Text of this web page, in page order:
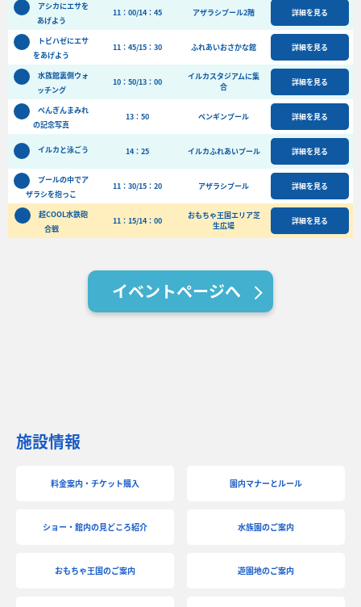
アシカにエサを
あげよう
11：00/14：45 アザラシプール2階 詳細を見る
トビハゼにエサ
をあげよう
11：45/15：30 ふれあいおさかな館 詳細を見る
水族館裏側ウォ
ッチング
10：50/13：00
イルカスタジアムに集
合
詳細を見る
ぺんぎんまみれ
の記念写真
13：50 ペンギンプール 詳細を見る
イルカと泳ごう 14：25 イルカふれあいプール 詳細を見る
プールの中でア
ザラシを抱っこ
11：30/15：20 アザラシプール 詳細を見る
超COOL水鉄砲
合戦
11：15/14：00
おもちゃ王国エリア芝
生広場
詳細を見る
イベントページへ
施設情報
料金案内・チケット購入 園内マナーとルール
ショー・館内の見どころ紹介 水族園のご案内
おもちゃ王国のご案内 遊園地のご案内